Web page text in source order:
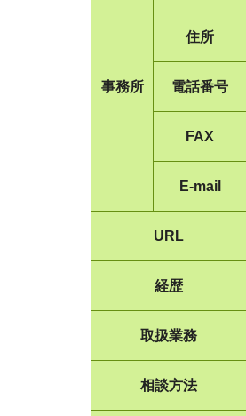
事務所
住所
電話番号
FAX
E-mail
URL
経歴
取扱業務
相談方法